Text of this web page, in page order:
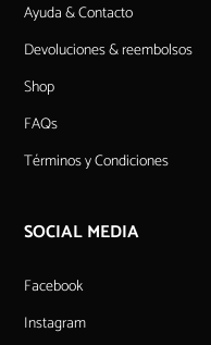
Ayuda & Contacto
Devoluciones & reembolsos
Shop
FAQs
Términos y Condiciones
SOCIAL MEDIA
Facebook
Instagram